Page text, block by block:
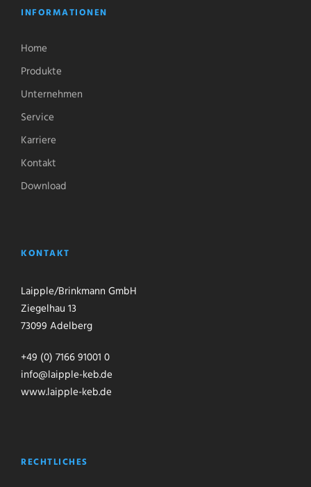
INFORMATIONEN
Home
Produkte
Unternehmen
Service
Karriere
Kontakt
Download
KONTAKT
Laipple/Brinkmann GmbH
Ziegelhau 13
73099 Adelberg
+49 (0) 7166 91001 0
info@laipple-keb.de
www.laipple-keb.de
RECHTLICHES